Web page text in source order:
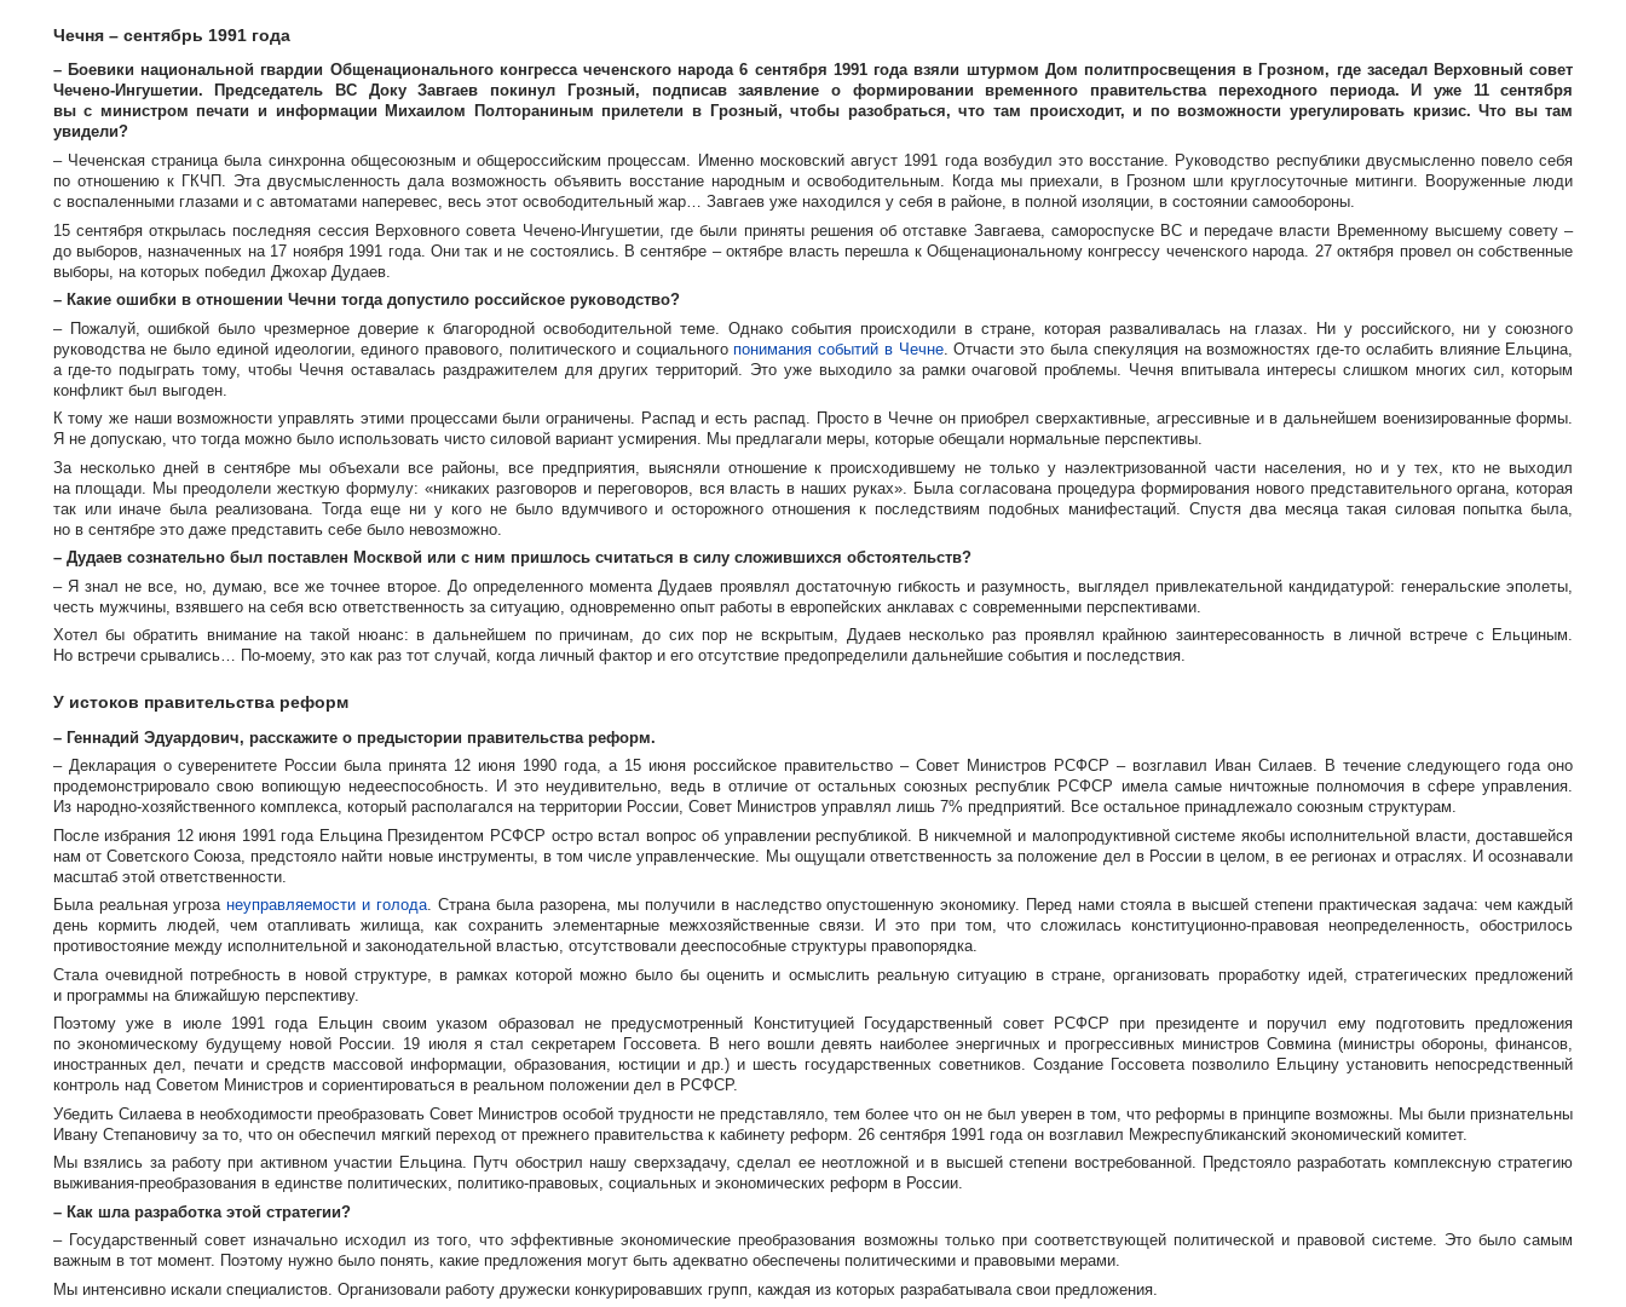
Чечня – сентябрь 1991 года
– Боевики национальной гвардии Общенационального конгресса чеченского народа 6 сентября 1991 года взяли штурмом Дом политпросвещения в Грозном, где заседал Верховный совет
Чечено-Ингушетии. Председатель ВС Доку Завгаев покинул Грозный, подписав заявление о формировании временного правительства переходного периода. И уже 11 сентября
вы с министром печати и информации Михаилом Полтораниным прилетели в Грозный, чтобы разобраться, что там происходит, и по возможности урегулировать кризис. Что вы там
увидели?
– Чеченская страница была синхронна общесоюзным и общероссийским процессам. Именно московский август 1991 года возбудил это восстание. Руководство республики двусмысленно повело себя
по отношению к ГКЧП. Эта двусмысленность дала возможность объявить восстание народным и освободительным. Когда мы приехали, в Грозном шли круглосуточные митинги. Вооруженные люди
с воспаленными глазами и с автоматами наперевес, весь этот освободительный жар… Завгаев уже находился у себя в районе, в полной изоляции, в состоянии самообороны.
15 сентября открылась последняя сессия Верховного совета Чечено-Ингушетии, где были приняты решения об отставке Завгаева, самороспуске ВС и передаче власти Временному высшему совету –
до выборов, назначенных на 17 ноября 1991 года. Они так и не состоялись. В сентябре – октябре власть перешла к Общенациональному конгрессу чеченского народа. 27 октября провел он собственные
выборы, на которых победил Джохар Дудаев.
– Какие ошибки в отношении Чечни тогда допустило российское руководство?
– Пожалуй, ошибкой было чрезмерное доверие к благородной освободительной теме. Однако события происходили в стране, которая разваливалась на глазах. Ни у российского, ни у союзного
руководства не было единой идеологии, единого правового, политического и социальногопонимания событий в Чечне. Отчасти это была спекуляция на возможностях где-то ослабить влияние Ельцина,
а где-то подыграть тому, чтобы Чечня оставалась раздражителем для других территорий. Это уже выходило за рамки очаговой проблемы. Чечня впитывала интересы слишком многих сил, которым
конфликт был выгоден.
К тому же наши возможности управлять этими процессами были ограничены. Распад и есть распад. Просто в Чечне он приобрел сверхактивные, агрессивные и в дальнейшем военизированные формы.
Я не допускаю, что тогда можно было использовать чисто силовой вариант усмирения. Мы предлагали меры, которые обещали нормальные перспективы.
За несколько дней в сентябре мы объехали все районы, все предприятия, выясняли отношение к происходившему не только у наэлектризованной части населения, но и у тех, кто не выходил
на площади. Мы преодолели жесткую формулу: «никаких разговоров и переговоров, вся власть в наших руках». Была согласована процедура формирования нового представительного органа, которая
так или иначе была реализована. Тогда еще ни у кого не было вдумчивого и осторожного отношения к последствиям подобных манифестаций. Спустя два месяца такая силовая попытка была,
но в сентябре это даже представить себе было невозможно.
– Дудаев сознательно был поставлен Москвой или с ним пришлось считаться в силу сложившихся обстоятельств?
– Я знал не все, но, думаю, все же точнее второе. До определенного момента Дудаев проявлял достаточную гибкость и разумность, выглядел привлекательной кандидатурой: генеральские эполеты,
честь мужчины, взявшего на себя всю ответственность за ситуацию, одновременно опыт работы в европейских анклавах с современными перспективами.
Хотел бы обратить внимание на такой нюанс: в дальнейшем по причинам, до сих пор не вскрытым, Дудаев несколько раз проявлял крайнюю заинтересованность в личной встрече с Ельциным.
Но встречи срывались… По-моему, это как раз тот случай, когда личный фактор и его отсутствие предопределили дальнейшие события и последствия.
У истоков правительства реформ
– Геннадий Эдуардович, расскажите о предыстории правительства реформ.
– Декларация о суверенитете России была принята 12 июня 1990 года, а 15 июня российское правительство – Совет Министров РСФСР – возглавил Иван Силаев. В течение следующего года оно
продемонстрировало свою вопиющую недееспособность. И это неудивительно, ведь в отличие от остальных союзных республик РСФСР имела самые ничтожные полномочия в сфере управления.
Из народно-хозяйственногокомплекса, который располагался на территории России, Совет Министров управлял лишь 7% предприятий. Все остальное принадлежало союзным структурам.
После избрания 12 июня 1991 года Ельцина Президентом РСФСР остро встал вопрос об управлении республикой. В никчемной и малопродуктивной системе якобы исполнительной власти, доставшейся
нам от Советского Союза, предстояло найти новые инструменты, в том числе управленческие. Мы ощущали ответственность за положение дел в России в целом, в ее регионах и отраслях. И осознавали
масштаб этой ответственности.
Была реальная угрозанеуправляемости и голода. Страна была разорена, мы получили в наследство опустошенную экономику. Перед нами стояла в высшей степени практическая задача: чем каждый
день кормить людей, чем отапливать жилища, как сохранить элементарные межхозяйственные связи. И это при том, что сложиласьконституционно-правовая неопределенность, обострилось
противостояние между исполнительной и законодательной властью, отсутствовали дееспособные структуры правопорядка.
Стала очевидной потребность в новой структуре, в рамках которой можно было бы оценить и осмыслить реальную ситуацию в стране, организовать проработку идей, стратегических предложений
и программы на ближайшую перспективу.
Поэтому уже в июле 1991 года Ельцин своим указом образовал не предусмотренный Конституцией Государственный совет РСФСР при президенте и поручил ему подготовить предложения
по экономическому будущему новой России. 19 июля я стал секретарем Госсовета. В него вошли девять наиболее энергичных и прогрессивных министров Совмина (министры обороны, финансов,
иностранных дел, печати и средств массовой информации, образования, юстиции и др.) и шесть государственных советников. Создание Госсовета позволило Ельцину установить непосредственный
контроль над Советом Министров и сориентироваться в реальном положении дел в РСФСР.
Убедить Силаева в необходимости преобразовать Совет Министров особой трудности не представляло, тем более что он не был уверен в том, что реформы в принципе возможны. Мы были признательны
Ивану Степановичу за то, что он обеспечил мягкий переход от прежнего правительства к кабинету реформ. 26 сентября 1991 года он возглавил Межреспубликанский экономический комитет.
Мы взялись за работу при активном участии Ельцина. Путч обострил нашу сверхзадачу, сделал ее неотложной и в высшей степени востребованной. Предстояло разработать комплексную стратегию
выживания-преобразованияв единстве политических, политико-правовых, социальных и экономических реформ в России.
– Как шла разработка этой стратегии?
– Государственный совет изначально исходил из того, что эффективные экономические преобразования возможны только при соответствующей политической и правовой системе. Это было самым
важным в тот момент. Поэтому нужно было понять, какие предложения могут быть адекватно обеспечены политическими и правовыми мерами.
Мы интенсивно искали специалистов. Организовали работу дружески конкурировавших групп, каждая из которых разрабатывала свои предложения.